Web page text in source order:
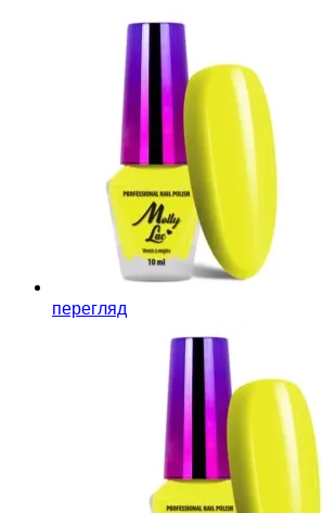
перегляд